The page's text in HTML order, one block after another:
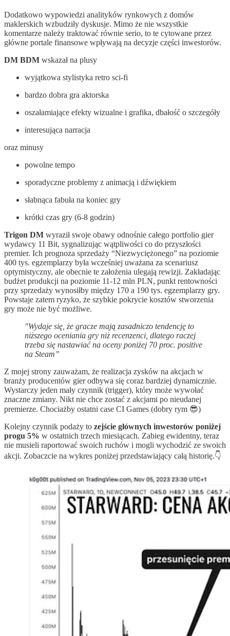
Dodatkowo wypowiedzi analityków rynkowych z domów
maklerskich wzbudziły dyskusje. Mimo że nie wszystkie
komentarze należy traktować równie serio, to te cytowane przez
główne portale finansowe wpływają na decyzje części inwestorów.
DM BDM wskazał na plusy
wyjątkowa stylistyka retro sci-fi
bardzo dobra gra aktorska
oszałamiające efekty wizualne i grafika, dbałość o szczegóły
interesująca narracja
oraz minusy
powolne tempo
sporadyczne problemy z animacją i dźwiękiem
słabnąca fabuła na koniec gry
krótki czas gry (6-8 godzin)
Trigon DM wyraził swoje obawy odnośnie całego portfolio gier
wydawcy 11 Bit, sygnalizując wątpliwości co do przyszłości
premier. Ich prognoza sprzedaży “Niezwyciężonego” na poziomie
400 tys. egzemplarzy była wcześniej uważana za scenariusz
optymistyczny, ale obecnie te założenia ulegają rewizji. Zakładając
budżet produkcji na poziomie 11-12 mln PLN, punkt rentowności
przy sprzedaży wynosiłby między 170 a 190 tys. egzemplarzy gry.
Powstaje zatem ryzyko, że szybkie pokrycie kosztów stworzenia
gry może nie być możliwe.
"Wydaje się, że gracze mają zasadniczo tendencję to
niższego oceniania gry niż recenzenci, dlatego raczej
trzeba się nastawiać na oceny poniżej 70 proc. positive
na Steam”
Z mojej strony zauważam, że realizacja zysków na akcjach w
branży producentów gier odbywa się coraz bardziej dynamicznie.
Wystarczy jeden mały czynnik (trigger), który może wywołać
znaczne zmiany. Nikt nie chce zostać z akcjami po nieudanej
premierze. Chociażby ostatni case CI Games (dobry rym 😎)
Kolejny czynnik podaży to zejście głównych inwestorów poniżej
progu 5% w ostatnich trzech miesiącach. Zabieg ewidentny, teraz
nie musieli raportować swoich ruchów i mogli wychodzić ze swoich
akcji. Zobaczcie na wykres poniżej przedstawiający całą historię.👇